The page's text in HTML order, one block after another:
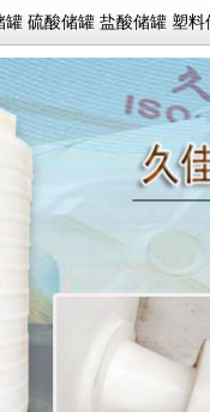
罐 硫酸储罐 盐酸储罐 塑料